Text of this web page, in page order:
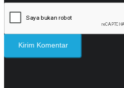
Kirim Komentar